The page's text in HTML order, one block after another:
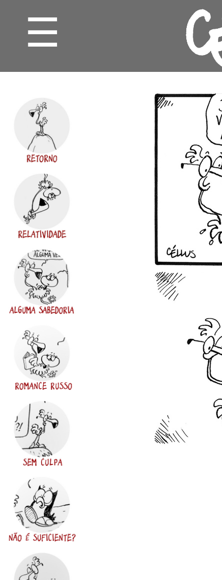
CARTUM
GRILOS
MINUTOS
de
ZOMBARIA
ILUSTRAÇÃO
FACEBOOK
INSTAGRAM
EMAIL
☰